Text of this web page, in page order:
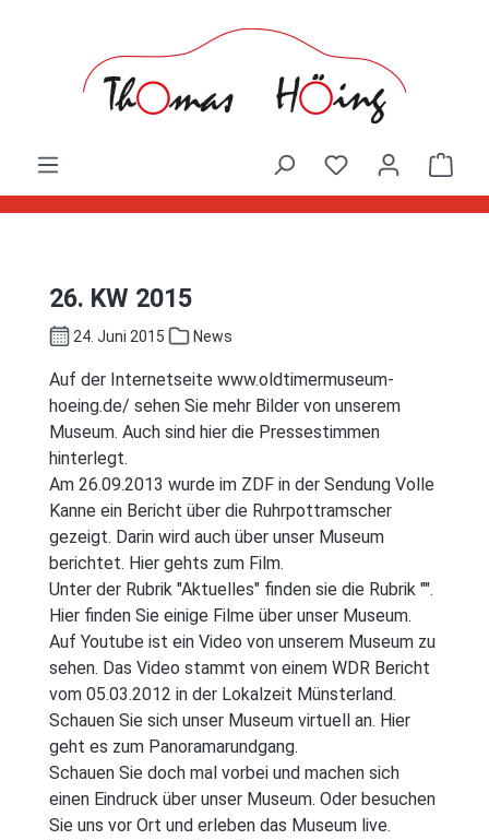
26. KW 2015
24. Juni 2015 News
Auf der Internetseite www.oldtimermuseum-
hoeing.de/ sehen Sie mehr Bilder von unserem
Museum. Auch sind hier die Pressestimmen
hinterlegt.
Am 26.09.2013 wurde im ZDF in der Sendung Volle
Kanne ein Bericht über die Ruhrpottramscher
gezeigt. Darin wird auch über unser Museum
berichtet. Hier gehts zum Film.
Unter der Rubrik "Aktuelles" finden sie die Rubrik "".
Hier finden Sie einige Filme über unser Museum.
Auf Youtube ist ein Video von unserem Museum zu
sehen. Das Video stammt von einem WDR Bericht
vom 05.03.2012 in der Lokalzeit Münsterland.
Schauen Sie sich unser Museum virtuell an. Hier
geht es zum Panoramarundgang.
Schauen Sie doch mal vorbei und machen sich
einen Eindruck über unser Museum. Oder besuchen
Sie uns vor Ort und erleben das Museum live.